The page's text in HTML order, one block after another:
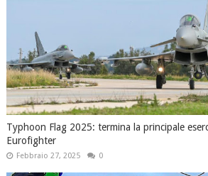
Typhoon Flag 2025: termina la principale
Eurofighter
Febbraio 27, 2025 0